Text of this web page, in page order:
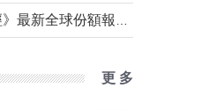
更 多